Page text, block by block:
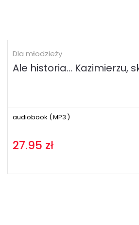
Dla młodzieży
Ale historia... Kazimierzu,
audiobook (MP3 )
27.95 zł